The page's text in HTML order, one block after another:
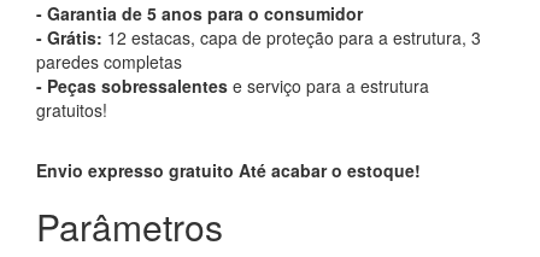
- Garantia de 5 anos para o consumidor
- Grátis: 12 estacas, capa de proteção para a estrutura, 3
paredes completas
- Peças sobressalentes e serviço para a estrutura
gratuitos!
Envio expresso gratuito Até acabar o estoque!
Parâmetros